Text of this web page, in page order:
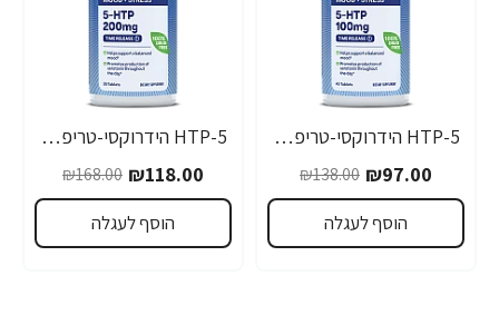
5-HTP הידרוקסי-טריפטופאן 100 מ"ג - 45 טבליות - מבית NATROL
₪97.00
₪138.00
הוסף לעגלה
5-HTP הידרוקסי-טריפטופאן חזק 200 מ"ג - 30 טבליות - מבית NATROL
₪118.00
₪168.00
הוסף לעגלה